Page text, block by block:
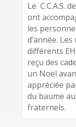
Le C.C.A.S.
ont
les
d’année.
différents
reçu des
un Noël
appréciée
du baume
fraternels.